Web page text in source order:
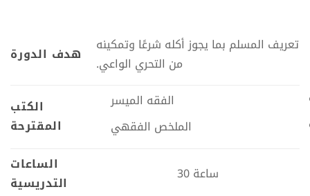
هدف الدورة
تعريف المسلم بما يجوز أكله شرعًا وتمكينه
من التحري الواعي.
الكتب
المقترحة
الفقه الميسر
الملخص الفقهي
الساعات
التدريسية
30 ساعة